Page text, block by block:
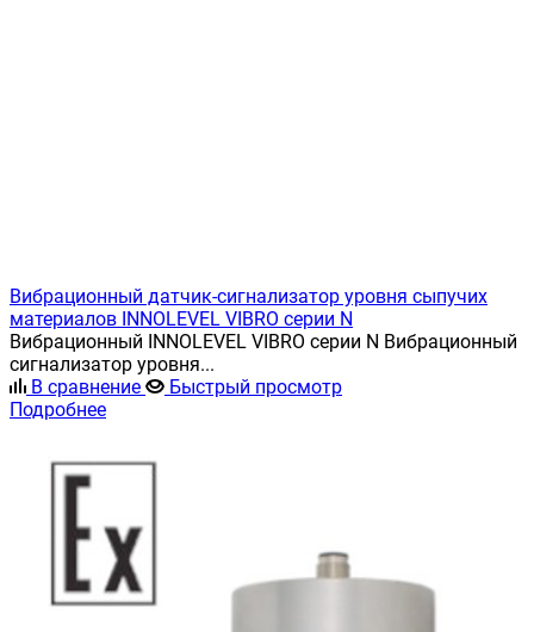
Вибрационный датчик-сигнализатор уровня сыпучих
материалов INNOLEVEL VIBRO серии N
Вибрационный INNOLEVEL VIBRO серии N Вибрационный
сигнализатор уровня...
В сравнение
Быстрый просмотр
Подробнее